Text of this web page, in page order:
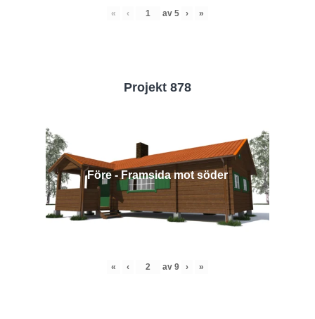
« ‹ av 5 › »
Projekt 878
Före - Framsida mot söder
« ‹ av 9 › »